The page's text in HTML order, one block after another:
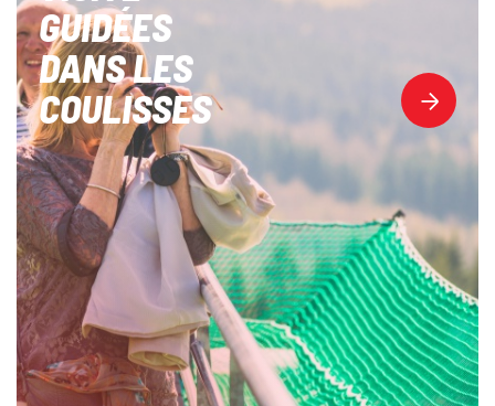
GUIDÉES
DANS LES
COULISSES